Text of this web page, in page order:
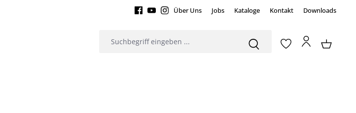
Über Uns Jobs Kataloge Kontakt Downloads